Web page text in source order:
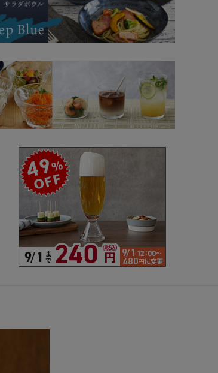
- スフレ・ココット
- 茶碗蒸し
ブランドで探す
- 人気シリーズ
- オリジナル食器